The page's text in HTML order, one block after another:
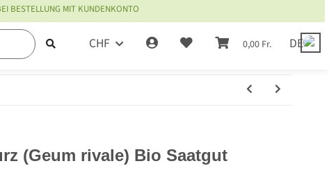
BESTELLUNG MIT KUNDENKONTO
CHF 0,00 Fr. DE
(Geum rivale) Bio Saatgut